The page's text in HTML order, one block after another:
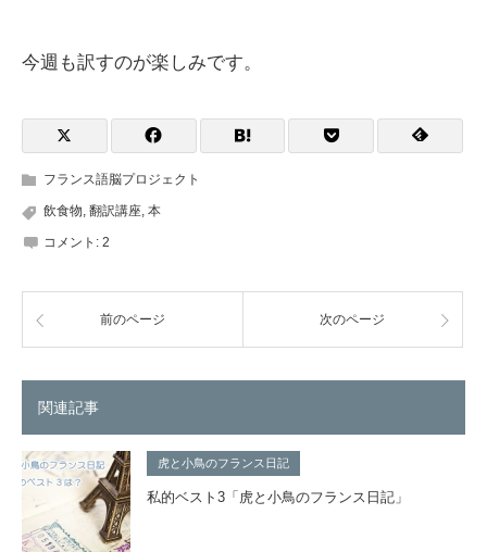
今週も訳すのが楽しみです。
フランス語脳プロジェクト
飲食物 翻訳講座 本
コメント: 2
前のページ 次のページ
関連記事
虎と小鳥のフランス日記
私的ベスト3「虎と小鳥のフランス日記」